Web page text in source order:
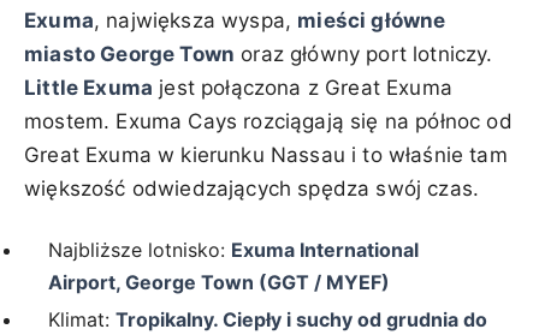
Exuma, największa wyspa, mieści główne
miasto George Town oraz główny port lotniczy.
Little Exuma jest połączona z Great Exuma
mostem. Exuma Cays rozciągają się na północ od
Great Exuma w kierunku Nassau i to właśnie tam
większość odwiedzających spędza swój czas.
Najbliższe lotnisko: Exuma International
Airport, George Town (GGT / MYEF)
Klimat: Tropikalny. Ciepły i suchy od grudnia do